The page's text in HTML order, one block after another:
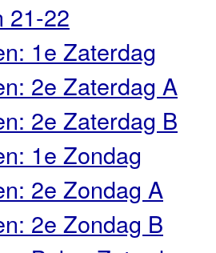
21-22
1e Zaterdag
2e Zaterdag A
2e Zaterdag B
1e Zondag
2e Zondag A
2e Zondag B